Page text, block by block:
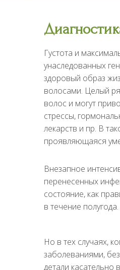
Густота и
унаследованных
здоровый образ
волосами. Целый
волос и могут
стрессы,
лекарств и пр. В
проявляющаяся
Внезапное
перенесенных
состояние, как
в течение полугода.
Но в тех случаях,
заболеваниями,
детали